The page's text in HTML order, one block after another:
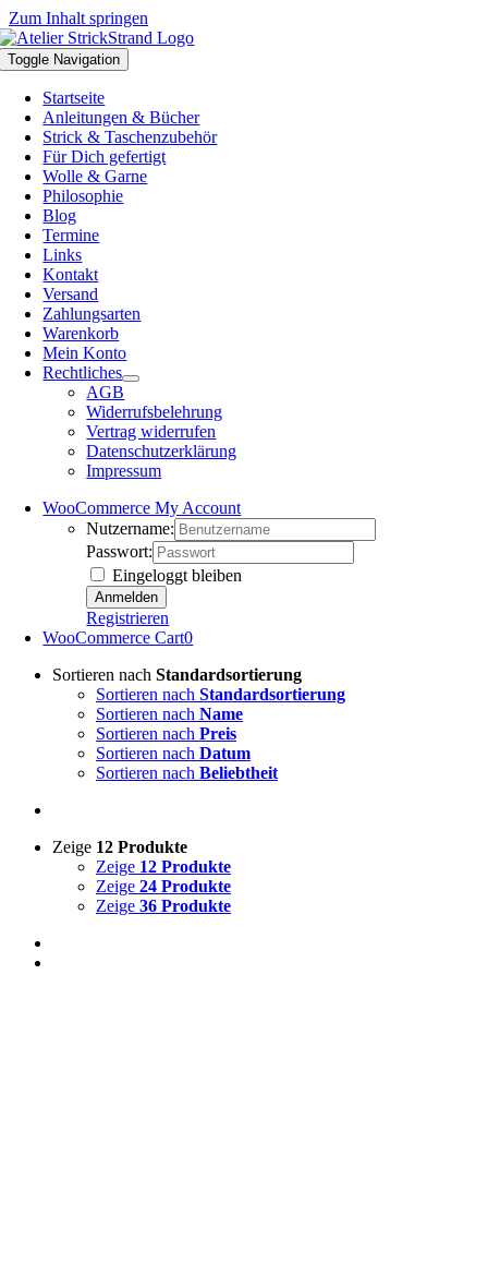
Zum Inhalt springen
Toggle Navigation
Startseite
Anleitungen & Bücher
Strick & Taschenzubehör
Für Dich gefertigt
Wolle & Garne
Philosophie
Blog
Termine
Links
Kontakt
Versand
Zahlungsarten
Warenkorb
Mein Konto
Rechtliches
AGB
Widerrufsbelehrung
Vertrag widerrufen
Datenschutzerklärung
Impressum
WooCommerce My Account
Nutzername:
Passwort:
Eingeloggt bleiben
Registrieren
WooCommerce Cart0
Sortieren nach Standardsortierung
Sortieren nach Standardsortierung
Sortieren nach Name
Sortieren nach Preis
Sortieren nach Datum
Sortieren nach Beliebtheit
Zeige 12 Produkte
Zeige 12 Produkte
Zeige 24 Produkte
Zeige 36 Produkte